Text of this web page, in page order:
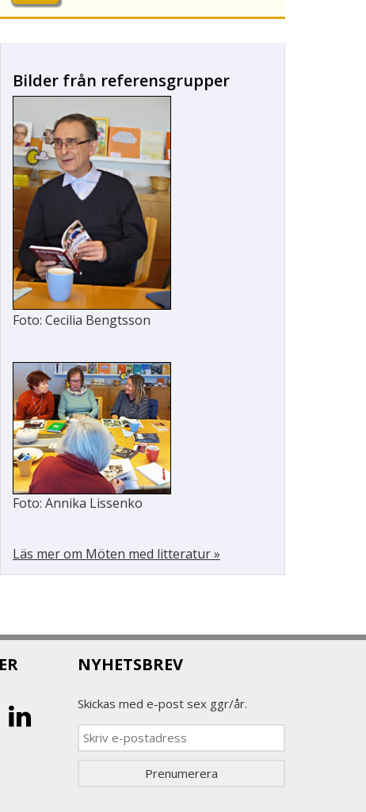
Bilder från referensgrupper
Foto: Cecilia Bengtsson
Foto: Annika Lissenko
Läs mer om Möten med litteratur »
NYHETSBREV
Skickas med e-post sex ggr/år.